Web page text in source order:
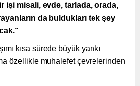
işi misali, evde, tarlada, orada,
da buldukları tek şey
kısa sürede büyük yankı
özellikle muhalefet çevrelerinden